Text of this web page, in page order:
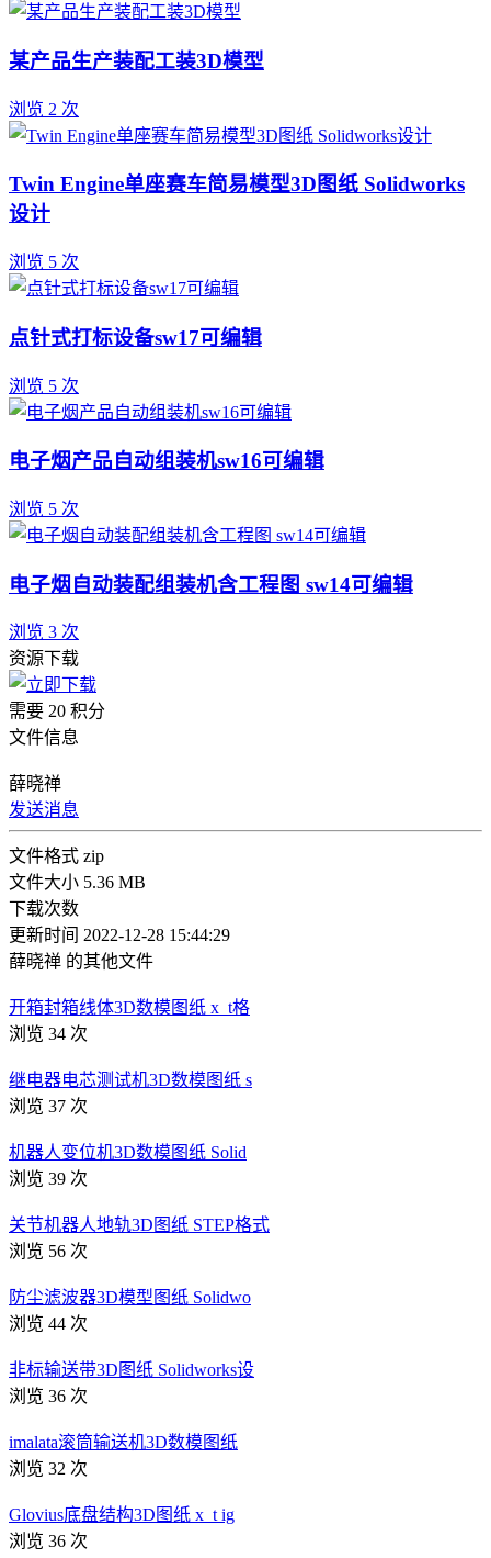
某产品生产装配工装3D模型
浏览 2 次
Twin Engine单座赛车简易模型3D图纸 Solidworks
设计
浏览 5 次
点针式打标设备sw17可编辑
浏览 5 次
电子烟产品自动组装机sw16可编辑
浏览 5 次
电子烟自动装配组装机含工程图 sw14可编辑
浏览 3 次
资源下载
需要 20 积分
文件信息
薛晓禅
发送消息
文件格式 zip
文件大小 5.36 MB
下载次数
更新时间 2022-12-28 15:44:29
薛晓禅 的其他文件
开箱封箱线体3D数模图纸 x_t格
浏览 34 次
继电器电芯测试机3D数模图纸 s
浏览 37 次
机器人变位机3D数模图纸 Solid
浏览 39 次
关节机器人地轨3D图纸 STEP格式
浏览 56 次
防尘滤波器3D模型图纸 Solidwo
浏览 44 次
非标输送带3D图纸 Solidworks设
浏览 36 次
imalata滚筒输送机3D数模图纸
浏览 32 次
Glovius底盘结构3D图纸 x_t ig
浏览 36 次